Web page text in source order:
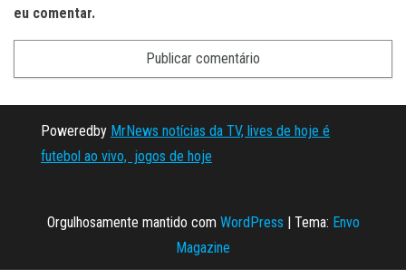
eu comentar.
Poweredby MrNews notícias da TV, lives de hoje é
futebol ao vivo, jogos de hoje
Orgulhosamente mantido com WordPress | Tema: Envo
Magazine